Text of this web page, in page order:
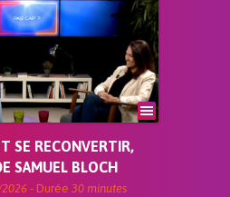
SE RECONVERTIR,
SAMUEL BLOCH
- Durée 30 minutes